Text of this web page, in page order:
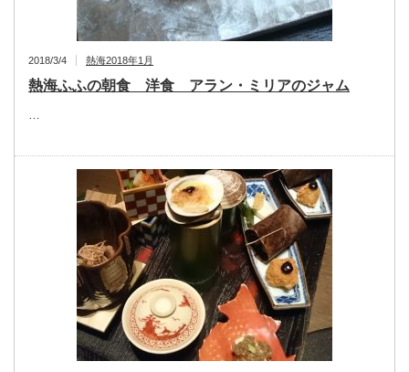
2018/3/4 熱海2018年1月
熱海ふふの朝食 洋食 アラン・ミリアのジャム
…